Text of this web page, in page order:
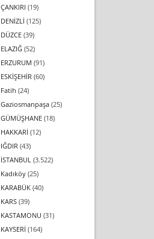
ÇANKIRI (19)
DENİZLİ (125)
DÜZCE(39)
ELAZIĞ(52)
ERZURUM (91)
ESKİŞEHİR (60)
Fatih (24)
Gaziosmanpaşa(25)
GÜMÜŞHANE(18)
HAKKARİ (12)
IĞDIR (43)
İSTANBUL (3.522)
Kadıköy(25)
KARABÜK(40)
KARS(39)
KASTAMONU (31)
KAYSERİ (164)